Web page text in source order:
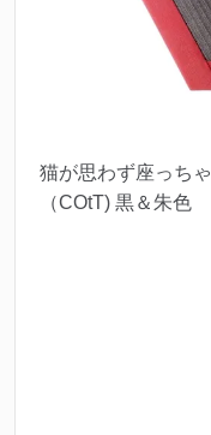
猫が思わず座っち
（COtT) 黒＆朱色